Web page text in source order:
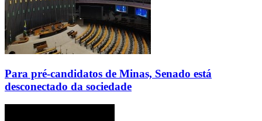
Para pré-candidatos de Minas, Senado está
desconectado da sociedade